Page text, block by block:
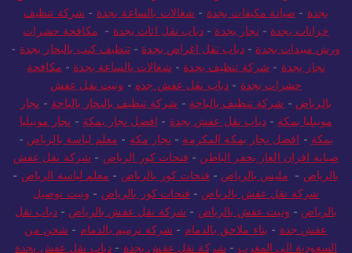
تنظيف منازل بالباحة- شركة تنظيف خزانات بالباحة- دباب نقل عفش
بجدة- صيانة مكيفات بجدة -شغالات بالساعة بجدة-شركة تنظيف
خزانات بجدة-نجار بجدة- دباب نقل اثاث بجدة- مكافحة حشرات
ورش مبيدات بجدة -دباب نقل اغراض بجدة-تنظيف كنب بالبخار بجدة
نجار بجدة -شركة تنظيف بجدة -شغالات بالساعة بجدة-مكافحة
حشرات بجدة- دباب نقل عفش جده-ونيت نقل عفش
بالرياض-شركة تنظيف بالباحة-شركة تنظيف بالبخار بالباحة -نجار
موبيليا بمكة -دباب نقل عفش بجدة-افضل نجار بمكة- نجار موبيليا
بمكة -افضل نجار بمكة المكرمة-نجار مكة-معلم لياسة بالرياض-
صيانة افران الغاز بحفر الباطن-فتحات كور الرياض- شركة نقل عفش
بالرياض- مليس بالرياض -فتحات كور بالرياض -معلم لياسة الرياض
شركة نقل عفش بالرياض
- فتحات كور بالرياض- ونيت توصيل
بالرياض
-ونيت عفش بالرياض- شركة نقل عفش بالرياض -دباب نقل
عفش جدة
-بناء ملاحق بالدمام-شركة ترميم بالدمام-
شحن من